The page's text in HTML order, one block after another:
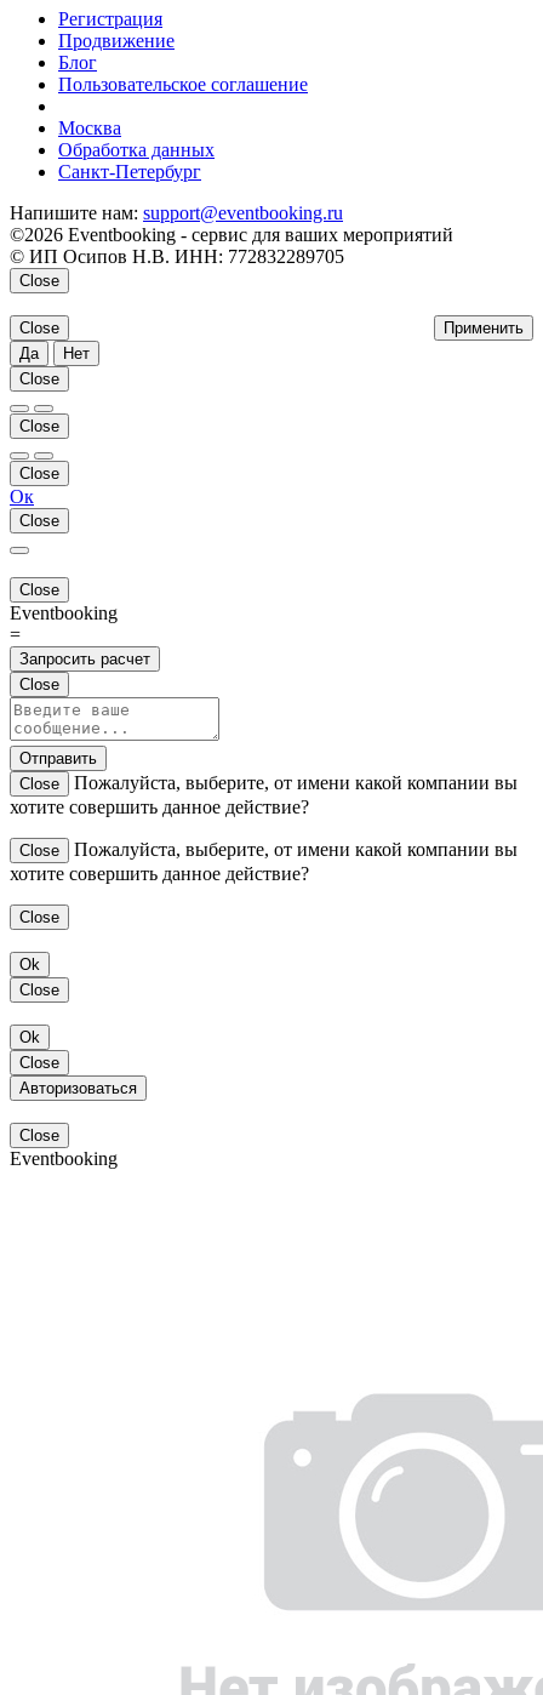
Регистрация
Продвижение
Блог
Пользовательское соглашение
Москва
Обработка данных
Санкт-Петербург
Напишите нам: support@eventbooking.ru
©2026 Eventbooking - сервис для ваших мероприятий
© ИП Осипов Н.В. ИНН: 772832289705
Close
Применить
Close
Да
Нет
Close
Close
Close
Ок
Close
Close
Eventbooking
=
Запросить расчет
Close
Отправить
Close
Пожалуйста, выберите, от имени какой компании вы
хотите совершить данное действие?
Close
Пожалуйста, выберите, от имени какой компании вы
хотите совершить данное действие?
Close
Ok
Close
Ok
Close
Авторизоваться
Close
Eventbooking